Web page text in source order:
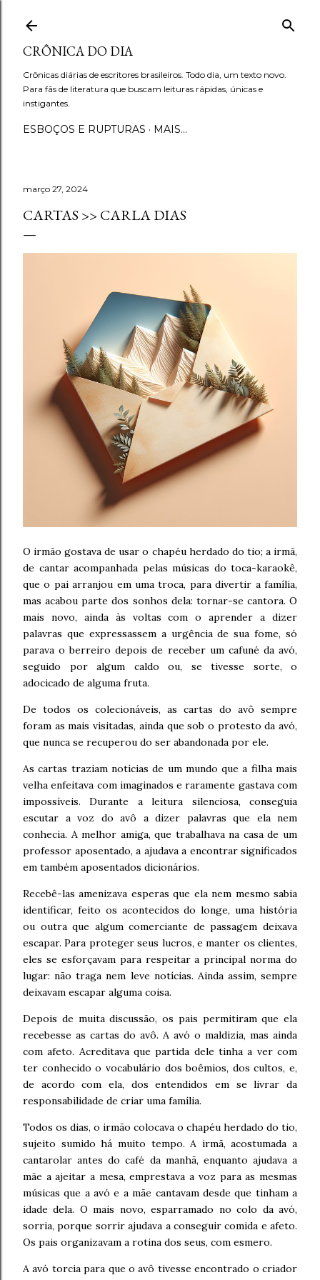
CRÔNICA DO DIA
Crônicas diárias de escritores brasileiros. Todo dia, um texto novo.
Para fãs de literatura que buscam leituras rápidas, únicas e
instigantes.
ESBOÇOS E RUPTURAS MAIS…
março 27, 2024
CARTAS >> CARLA DIAS
O irmão gostava de usar o chapéu herdado do tio; a irmã,
de cantar acompanhada pelas músicas do toca-karaokê,
que o pai arranjou em uma troca, para divertir a família,
mas acabou parte dos sonhos dela: tornar-se cantora. O
mais novo, ainda às voltas com o aprender a dizer
palavras que expressassem a urgência de sua fome, só
parava o berreiro depois de receber um cafuné da avó,
seguido por algum caldo ou, se tivesse sorte, o
adocicado de alguma fruta.
De todos os colecionáveis, as cartas do avô sempre
foram as mais visitadas, ainda que sob o protesto da avó,
que nunca se recuperou do ser abandonada por ele.
As cartas traziam notícias de um mundo que a filha mais
velha enfeitava com imaginados e raramente gastava com
impossíveis. Durante a leitura silenciosa, conseguia
escutar a voz do avô a dizer palavras que ela nem
conhecia. A melhor amiga, que trabalhava na casa de um
professor aposentado, a ajudava a encontrar significados
em também aposentados dicionários.
Recebê-las amenizava esperas que ela nem mesmo sabia
identificar, feito os acontecidos do longe, uma história
ou outra que algum comerciante de passagem deixava
escapar. Para proteger seus lucros, e manter os clientes,
eles se esforçavam para respeitar a principal norma do
lugar: não traga nem leve notícias. Ainda assim, sempre
deixavam escapar alguma coisa.
Depois de muita discussão, os pais permitiram que ela
recebesse as cartas do avô. A avó o maldizia, mas ainda
com afeto. Acreditava que partida dele tinha a ver com
ter conhecido o vocabulário dos boêmios, dos cultos, e,
de acordo com ela, dos entendidos em se livrar da
responsabilidade de criar uma família.
Todos os dias, o irmão colocava o chapéu herdado do tio,
sujeito sumido há muito tempo. A irmã, acostumada a
cantarolar antes do café da manhã, enquanto ajudava a
mãe a ajeitar a mesa, emprestava a voz para as mesmas
músicas que a avó e a mãe cantavam desde que tinham a
idade dela. O mais novo, esparramado no colo da avó,
sorria, porque sorrir ajudava a conseguir comida e afeto.
Os pais organizavam a rotina dos seus, com esmero.
A avó torcia para que o avô tivesse encontrado o criador